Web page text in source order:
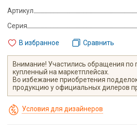
Артикул
Серия
В избранное Сравнить
Внимание! Участились обращения по
купленный на маркетплейсах.
Во избежание приобретения
продукцию у официальных дилеров
Условия для дизайнеров